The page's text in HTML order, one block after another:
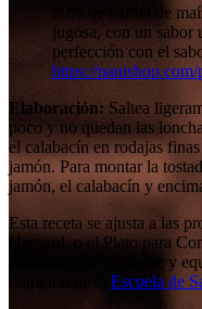
20% de harina de
jugosa, con un sabor
perfección con el
https://
Elaboración: Saltea
poco y no quedan las
el calabacín en rodajas
jamón. Para montar la
jamón, el calabacín y
Esta receta se ajusta a las
Harvard, o el Plato para
alimentación saludable y
Escuela de